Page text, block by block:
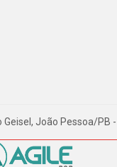
João Pessoa/PB